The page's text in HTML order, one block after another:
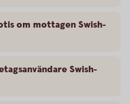
om mottagen Swish-
Swish-